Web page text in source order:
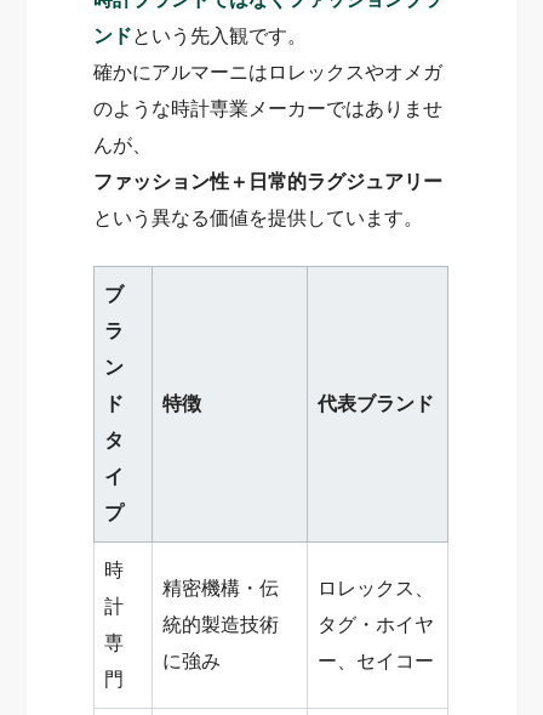
ンドという先入観です。
確かにアルマーニはロレックスやオメガ
のような時計専業メーカーではありませ
んが、
ファッション性＋日常的ラグジュアリー
という異なる価値を提供しています。
ブ
ラ
ン
ド
タ
イ
プ
特徴 代表ブランド
時
計
専
門
精密機構・伝
統的製造技術
に強み
ロレックス、
タグ・ホイヤ
ー、セイコー